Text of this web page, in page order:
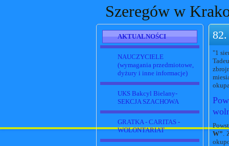
Szeregów w
AKTUALNOŚCI
NAUCZYCIELE
(wymagania przedmiotowe,
dyżury i inne informacje)
UKS Bakcyl Bielany-
SEKCJA SZACHOWA
GRATKA - CARITAS -
WOLONTARIAT
"1
W”.